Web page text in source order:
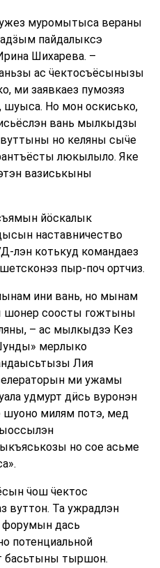
муромытыса вераны
пайдалыксэ
Шихарева. –
ас ӵектосъёсынызы
ми заявкаез пумозяз
Но мон оскисько,
вань мылкыдзы
но келяны сыӵе
люкылыло. Яке
вазиськыны
йӧскалык
наставничество
лэн котькуд командаез
пыр-поч ортчиз.
ини вань, но мынам
шонер соосты гожтыны
– ас мылкыдзэ Кез
мерлыко
Лия
ми ужамы
удмурт дӥсь вуронэн
милям потэ, мед
но сое асьме
ӵош ӵектос
вуттон. Та ужрадлэн
дась
потенциальной
басьтыны тыршон.